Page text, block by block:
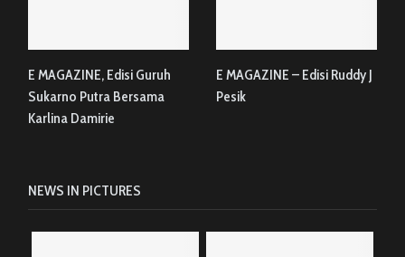
E MAGAZINE, Edisi Guruh
Sukarno Putra Bersama
Karlina Damirie
E MAGAZINE – Edisi Ruddy J
Pesik
NEWS IN PICTURES